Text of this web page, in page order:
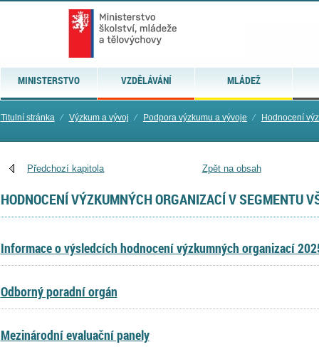
MINISTERSTVO VZDĚLÁVÁNÍ MLÁDEŽ
Titulní stránka ⁄ Výzkum a vývoj ⁄ Podpora výzkumu a vývoje ⁄ Hodnocení
Předchozí kapitola Zpět na obsah
HODNOCENÍ VÝZKUMNÝCH ORGANIZACÍ V SEGMENTU
Informace o výsledcích hodnocení výzkumných organizací
Odborný poradní orgán
Mezinárodní evaluační panely